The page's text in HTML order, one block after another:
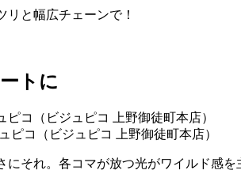
と幅広チェーンで！
トに
ピコ（ビジュピコ 上野御徒町本店）
それ。各コマが放つ光がワイルド感を